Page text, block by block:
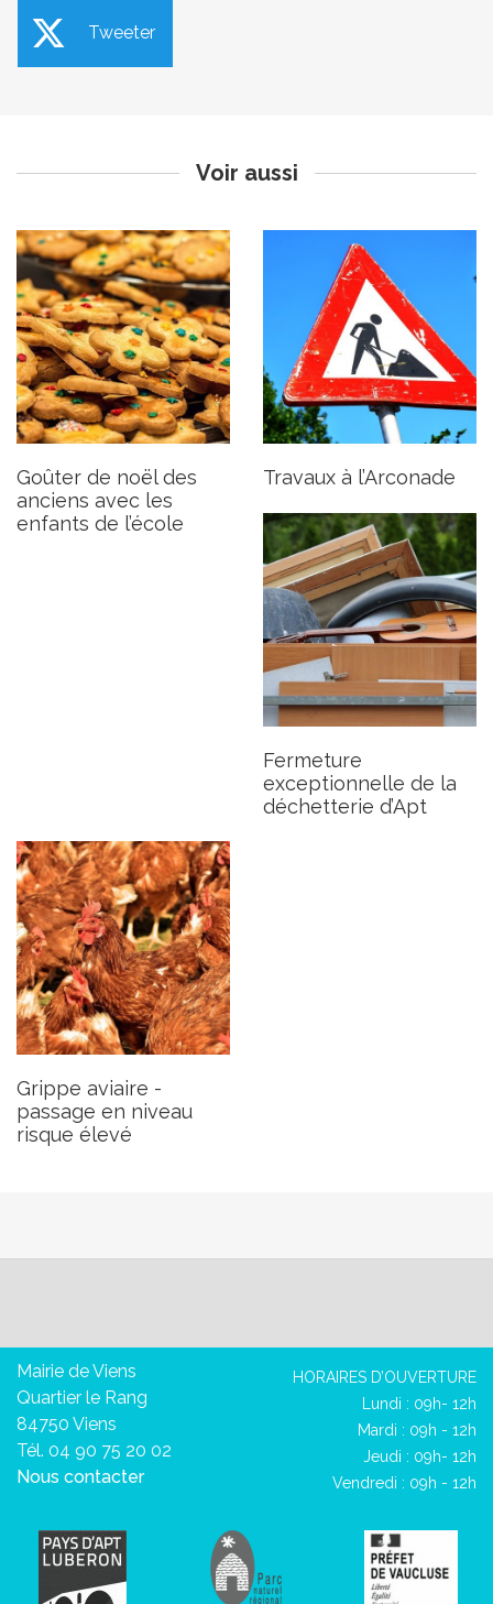
Tweeter
Voir aussi
Goûter de noël des
anciens avec les
enfants de l’école
Travaux à l’Arconade
Fermeture exceptionnelle
de la déchetterie d’Apt
Publié le mardi 25 novembre 2025
Fermeture
exceptionnelle de la
déchetterie d’Apt
Grippe aviaire -
passage en niveau
risque élevé
Mairie de Viens
Quartier le Rang
84750 Viens
Tél. 04 90 75 20 02
Nous contacter
HORAIRES D’OUVERTURE
Lundi : 09h- 12h
Mardi : 09h - 12h
Jeudi : 09h- 12h
Vendredi : 09h - 12h